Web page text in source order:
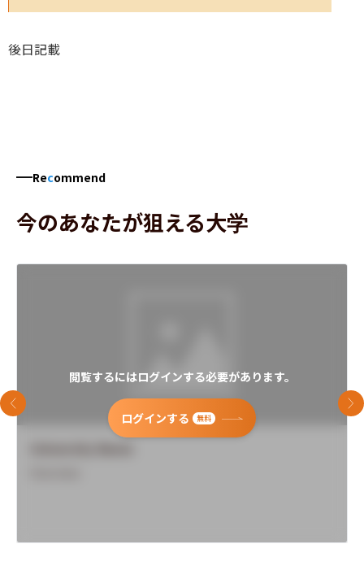
後日記載
Recommend
今のあなたが狙える大学
閲覧するにはログインする必要があります。
ログインする 無料
前のスライド 次